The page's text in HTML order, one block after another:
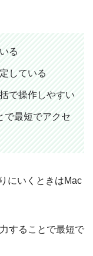
る
している
で操作しやすい
で最短でアクセ
にいくときはMac
することで最短で